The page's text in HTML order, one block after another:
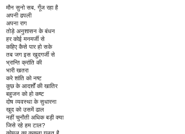
मौन सुनो सब, गूँज रहा है
अपनी ढपली
अपना राग
तोड़े अनुशासन के बंधन
हर कोई मनमर्जी से
कहिए कैसे पार हो सके
तब जग इस खुदगर्जी से
भ्रान्ति क्रांति की
भारी खतरा
करे शांति को नष्ट
कुछ के आदर्शों की खातिर
बहुजन को हो कष्ट
दोष व्यवस्था के सुधारना
खुद को उसमें ढाल
नहीं चुनौती अधिक बड़ी क्या
जिसे रहे हम टाल?